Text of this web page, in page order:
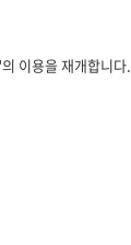
이용을 재개합니다.